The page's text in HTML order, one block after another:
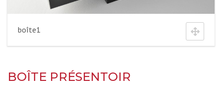
boîte1
BOÎTE PRÉSENTOIR